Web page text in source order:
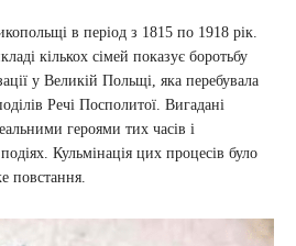
в період з 1815 по 1918 рік.
кількох сімей показує боротьбу
у Великій Польщі, яка перебувала
Речі Посполитої. Вигадані
героями тих часів і
Кульмінація цих процесів було
повстання.